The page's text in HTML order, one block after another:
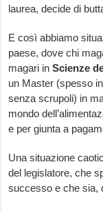
laurea, decide di
E così abbiamo
paese, dove chi
magari inScienze
un Master (spesso
senza scrupoli) in
mondo
e per giunta a
Una situazione
del legislatore, che
successo e che sia,